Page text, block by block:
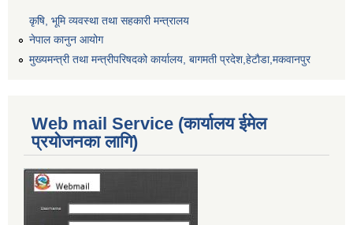
कृषि, भूमि व्यवस्था तथा सहकारी मन्त्रालय
नेपाल कानुन आयोग
मुख्यमन्त्री तथा मन्त्रीपरिषदको कार्यालय, बागमती प्रदेश,हेटाैडा,मकवानपुर
Web mail Service (कार्यालय ईमेल
प्रयोजनका लागि)